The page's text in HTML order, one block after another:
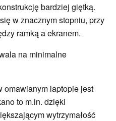
bardziej giętką.
w znacznym stopniu, przy
ramką a ekranem.
na minimalne
omawianym laptopie jest
to m.in. dzięki
wytrzymałość